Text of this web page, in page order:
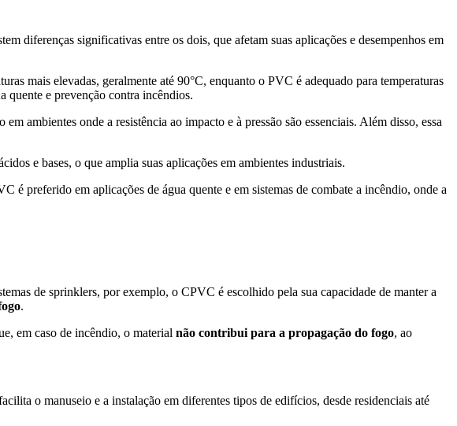
diferenças significativas entre os dois, que afetam suas aplicações e desempenhos em
mais elevadas, geralmente até 90°C, enquanto o PVC é adequado para temperaturas
quente e prevenção contra incêndios.
ambientes onde a resistência ao impacto e à pressão são essenciais. Além disso, essa
e bases, o que amplia suas aplicações em ambientes industriais.
é preferido em aplicações de água quente e em sistemas de combate a incêndio, onde a
de sprinklers, por exemplo, o CPVC é escolhido pela sua capacidade de manter a
.
em caso de incêndio, o material não contribui para a propagação do fogo, ao
o manuseio e a instalação em diferentes tipos de edifícios, desde residenciais até